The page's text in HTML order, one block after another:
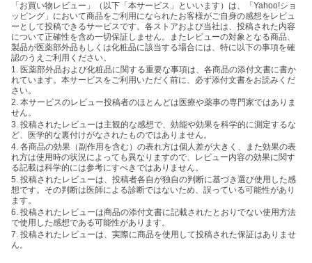
「お買い物レビュー」（以下「本サービス」といいます）は、「Yahoo!ショ
ッピング」において商品をご利用になられたお客様がご自身の感想をレビュ
ーとして投稿できるサービスです。各ストアおよび当社は、投稿された内容
について正確性を含め一切保証しません。またレビューの対象となる商品、
製品が医薬部外品もしくは化粧品に該当する場合には、特に以下の事項を確
認のうえご利用ください。
1. 医薬部外品および化粧品に関する重要な事項は、各商品の添付文書に書か
れています。本サービスをご利用いただく前に、必ず添付文書をお読みくだ
さい。
2. 本サービスのレビュー投稿者のほとんどは医療や薬事の専門家ではありま
せん。
3. 投稿されたレビューは主観的な感想で、効能や効果を科学的に測定するな
ど、医学的な裏付けがなされたものではありません。
4. 各商品の効果（副作用を含む）の表れ方は個人差が大きく、また効果の表
れ方は使用時の状況によっても異なりますので、レビュー内容の効果に関す
る記載は科学的には参考にすべきではありません。
5. 投稿されたレビューは、投稿者各自が独自の判断に基づき選び使用した感
想です。その判断は医師による診断ではないため、誤っている可能性があり
ます。
6. 投稿されたレビューは商品の添付文書に記載されたとおりでない使用方法
で使用した感想である可能性があります。
7. 投稿されたレビューは、実際に商品を使用して投稿された保証はありませ
ん。